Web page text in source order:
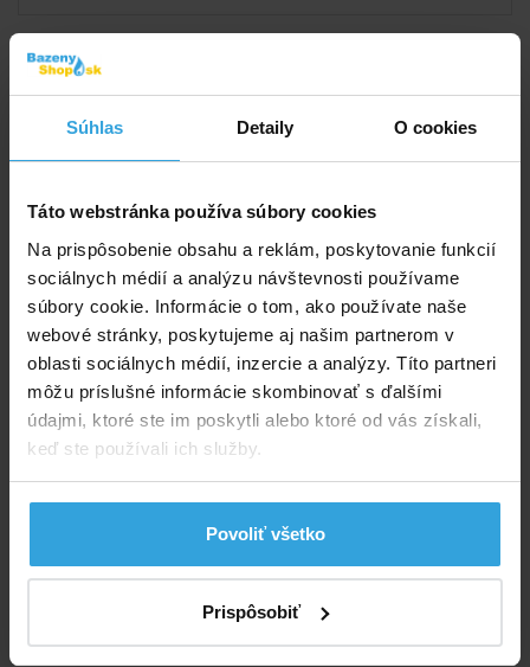
Súhlas Detaily O cookies
Táto webstránka používa súbory cookies
Na prispôsobenie obsahu a reklám, poskytovanie funkcií
sociálnych médií a analýzu návštevnosti používame
súbory cookie. Informácie o tom, ako používate naše
webové stránky, poskytujeme aj našim partnerom v
oblasti sociálnych médií, inzercie a analýzy. Títo partneri
môžu príslušné informácie skombinovať s ďalšími
údajmi, ktoré ste im poskytli alebo ktoré od vás získali,
keď ste používali ich služby.
Povoliť všetko
Prispôsobiť
Štítky
Bazény s konštrukciou
Doporučené príslušenstvo (8)
Kartušová filtračná vložka Bestway I - 2ks
v utorok u vás